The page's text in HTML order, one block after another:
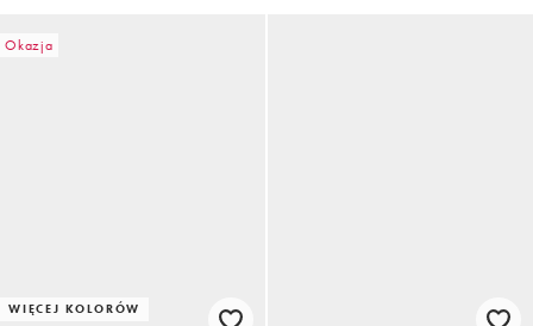
Okazja
WIĘCEJ KOLORÓW